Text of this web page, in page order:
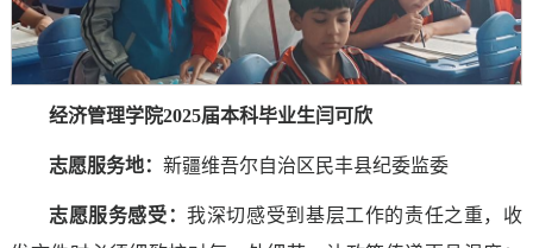
经济管理学院2025届本科毕业生闫可欣
志愿服务地： 新疆维吾尔自治区民丰县纪委监委
志愿服务感受 ：我深切感受到基层工作的责任之重，收